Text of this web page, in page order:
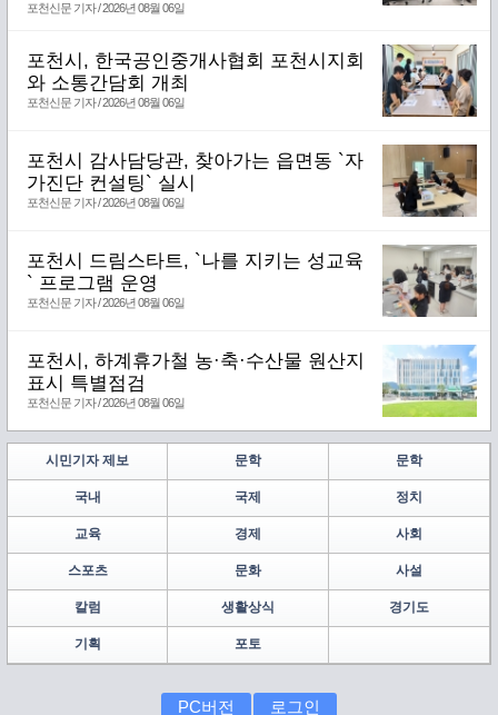
포천신문 기자 / 2026년 08월 06일
포천시, 한국공인중개사협회 포천시지회
와 소통간담회 개최
포천신문 기자 / 2026년 08월 06일
포천시 감사담당관, 찾아가는 읍면동 `자
가진단 컨설팅` 실시
포천신문 기자 / 2026년 08월 06일
포천시 드림스타트, `나를 지키는 성교육
` 프로그램 운영
포천신문 기자 / 2026년 08월 06일
포천시, 하계휴가철 농·축·수산물 원산지
표시 특별점검
포천신문 기자 / 2026년 08월 06일
시민기자 제보 문학 문학
국내 국제 정치
교육 경제 사회
스포츠 문화 사설
칼럼 생활상식 경기도
기획 포토
PC버전 로그인